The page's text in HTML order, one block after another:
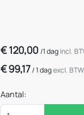
€120,00 /1 dag incl.
€99,17 /1 dagexcl. BTW
Aantal: